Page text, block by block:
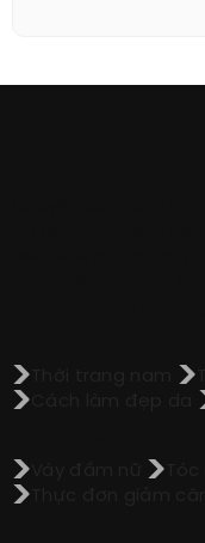
Thời trang nam
Thời trang nữ
Cách làm đẹp da